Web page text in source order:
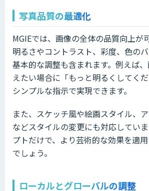
写真品質の最適化
MGIEでは、画像の全体の品質向上が
明るさやコントラスト、彩度、色の
基本的な調整も含まれます。例えば
えたい場合に「もっと明るくしてく
シンプルな指示で実現できます。
また、スケッチ風や絵画スタイル、
などスタイルの変更にも対応してい
プトだけで、より芸術的な効果を適
でしょう。
ローカルとグローバルの調整